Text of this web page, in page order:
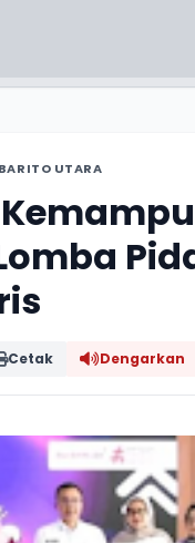
UTARA
Cetak Dengarkan